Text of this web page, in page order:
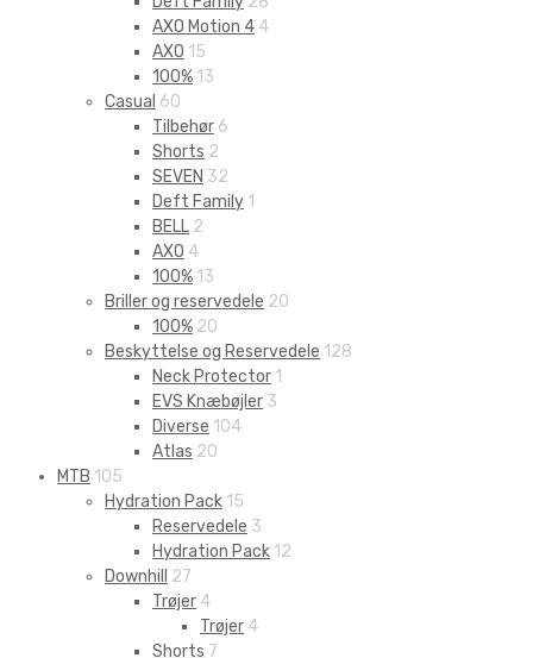
AXO Motion 4 4
AXO 15
100% 13
Casual 60
Tilbehør 6
Shorts 2
SEVEN 32
Deft Family 1
BELL 2
AXO 4
100% 13
Briller og reservedele 20
100% 20
Beskyttelse og Reservedele 128
Neck Protector 1
EVS Knæbøjler 3
Diverse 104
Atlas 20
MTB 105
Hydration Pack 15
Reservedele 3
Hydration Pack 12
Downhill
27
Trøjer 4
Trøjer 4
Shorts 7